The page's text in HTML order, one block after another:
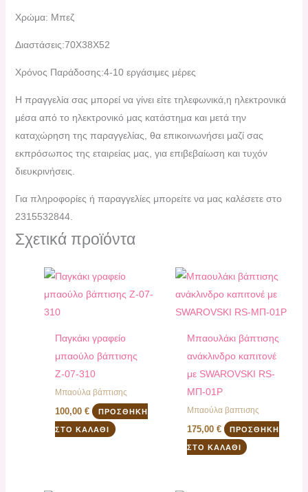
Χρώμα: Μπεζ
Διαστάσεις:70Χ38Χ52
Χρόνος Παράδοσης:4-10 εργάσιμες μέρες
H πραγγελία σας μπορεί να γίνει είτε τηλεφωνικά,η ηλεκτρονικά
μέσα από το ηλεκτρονικό μας κατάστημα και μετά την
καταχώρηση της παραγγελίας, θα επικοινωνήσει μαζί σας
εκπρόσωπος της εταιρείας μας, για επιβεβαίωση και τυχόν
διευκρινήσεις.
Για πληροφορίες ή παραγγελίες μπορείτε να μας καλέσετε στο
2315532844.
Σχετικά προϊόντα
Παγκάκι γραφείο
μπαούλο βάπτισης
Ζ-07-310
Μπαούλα βάπτισης
100,00€ ΠΡΟΣΘΉΚΗ
ΣΤΟ ΚΑΛΆΘΙ
Μπαουλάκι βάπτισης
ανάκλινδρο καπιτονέ
με SWAROVSKI RS-
MΠ-01Ρ
Μπαούλα βαπτισης
175,00 € ΠΡΟΣΘΉΚΗ
ΣΤΟ ΚΑΛΆΘΙ